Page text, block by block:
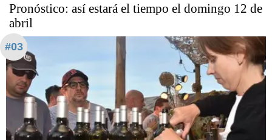
Pronóstico: así estará el tiempo el domingo 12 de
abril
#03